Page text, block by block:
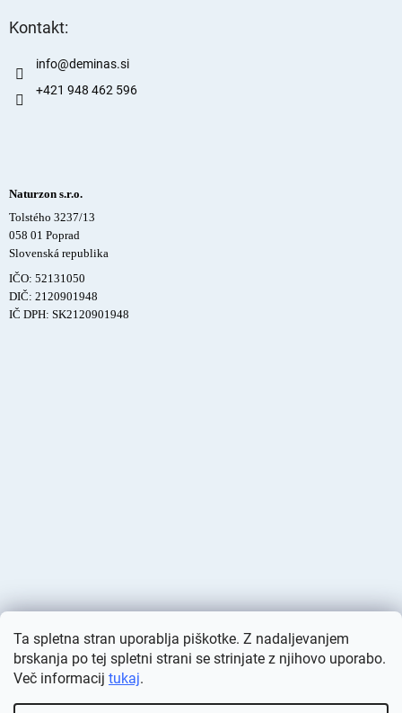
Ta spletna stran uporablja piškotke. Z nadaljevanjem
brskanja po tej spletni strani se strinjate z njihovo uporabo.
Več informacij tukaj.
Kontakt:
info@deminas.si
+421 948 462 596
Naturzon s.r.o.
Tolstého 3237/13
058 01 Poprad
Slovenská republika
IČO: 52131050
DIČ: 2120901948
IČ DPH: SK2120901948